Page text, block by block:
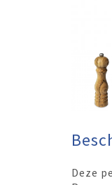
Deze